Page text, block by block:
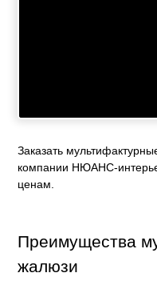
Заказать
компании НЮАНС-
ценам.
Преимущества
жалюзи